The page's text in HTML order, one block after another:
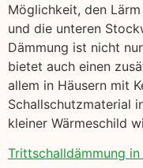
Möglichkeit, den
und die unteren
Dämmung ist nicht
bietet auch einen
allem in Häusern mit
Schallschutzmaterial
kleiner Wärmeschild
Trittschalldämmung